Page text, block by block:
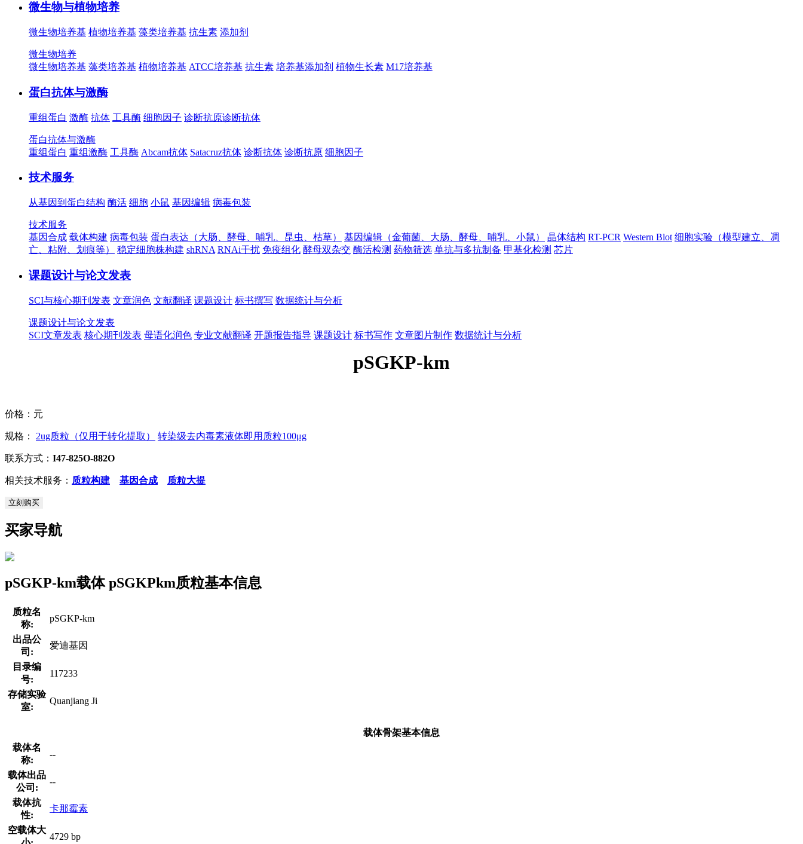
微生物与植物培养
微生物培养基 植物培养基 藻类培养基 抗生素 添加剂
微生物培养
微生物培养基 藻类培养基 植物培养基 ATCC培养基 抗生素 培养基添加剂 植物生长素 M17培养基
蛋白抗体与激酶
重组蛋白 激酶 抗体 工具酶 细胞因子 诊断抗原诊断抗体
蛋白抗体与激酶
重组蛋白 重组激酶 工具酶 Abcam抗体 Satacruz抗体 诊断抗体 诊断抗原 细胞因子
技术服务
从基因到蛋白结构 酶活 细胞 小鼠 基因编辑 病毒包装
技术服务
基因合成 载体构建 病毒包装 蛋白表达（大肠、酵母、哺乳、昆虫、枯草） 基因编辑（金葡菌、大肠、酵母、哺乳、小鼠） 晶体结构 RT-PCR Western Blot 细胞实验（模型建立、凋
亡、粘附、划痕等）
稳定细胞株构建 shRNA RNAi干扰 免疫组化 酵母双杂交 酶活检测 药物筛选 单抗与多抗制备 甲基化检测 芯片
课题设计与论文发表
SCI与核心期刊发表 文章润色 文献翻译 课题设计 标书撰写 数据统计与分析
课题设计与论文发表
SCI文章发表 核心期刊发表 母语化润色 专业文献翻译 开题报告指导 课题设计 标书写作 文章图片制作 数据统计与分析
pSGKP-km
价格： 元
规格： 2ug质粒（仅用于转化提取） 转染级去内毒素液体即用质粒100μg
联系方式： I47-825O-882O
相关技术服务： 质粒构建 基因合成 质粒大提
立刻购买
买家导航
pSGKP-km载体 pSGKPkm质粒基本信息
质粒名
称:
pSGKP-km
出品公
司:
爱迪基因
目录编
号:
117233
存储实验
室:
Quanjiang Ji
载体骨架基本信息
载体名
称:
--
载体出品
公司:
--
载体抗
性:
卡那霉素
空载体大
4729 bp